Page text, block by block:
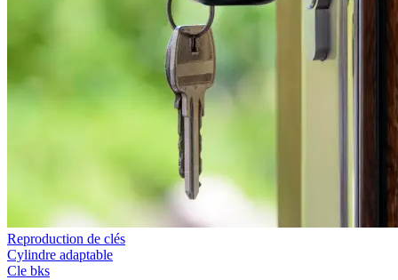
Reproduction de clés
Cylindre adaptable
Cle bks